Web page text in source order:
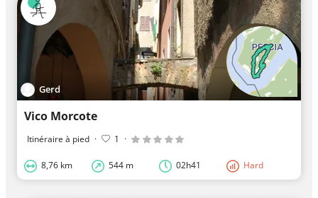
Gerd
Vico Morcote
Itinéraire à pied · 1 ·
8,76 km 544 m 02h41 Hard